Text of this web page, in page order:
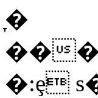
̞�
��
�:ȩ